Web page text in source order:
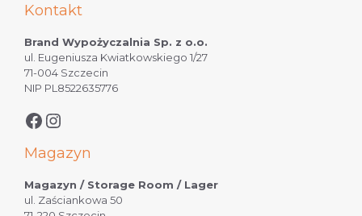
Kontakt
Brand Wypożyczalnia Sp. z o.o.
ul. Eugeniusza Kwiatkowskiego 1/27
71-004 Szczecin
NIP PL8522635776
Magazyn
Magazyn / Storage Room / Lager
ul. Zaściankowa 50